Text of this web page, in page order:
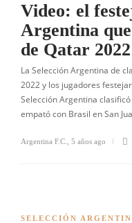
Video: el
Argentina
de Qatar 2022
La Selección Argentina de
2022 y los jugadores
Selección Argentina
empató con Brasil en San
Argentina F.C. 5 años ago
SELECCIÓN